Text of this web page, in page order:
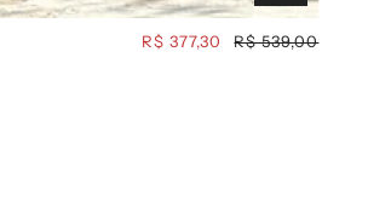
R$ 377,30 R$ 539,00